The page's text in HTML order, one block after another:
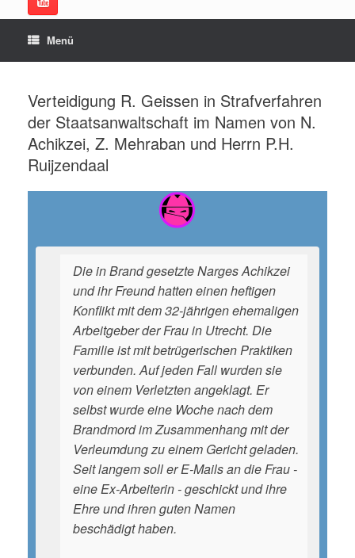
Menü
Verteidigung R. Geissen in Strafverfahren
der Staatsanwaltschaft im Namen von N.
Achikzei, Z. Mehraban und Herrn P.H.
Ruijzendaal
Die in Brand gesetzte Narges Achikzei
und ihr Freund hatten einen heftigen
Konflikt mit dem 32-jährigen ehemaligen
Arbeitgeber der Frau in Utrecht. Die
Familie ist mit betrügerischen Praktiken
verbunden. Auf jeden Fall wurden sie
von einem Verletzten angeklagt. Er
selbst wurde eine Woche nach dem
Brandmord im Zusammenhang mit der
Verleumdung zu einem Gericht geladen.
Seit langem soll er E-Mails an die Frau -
eine Ex-Arbeiterin - geschickt und ihre
Ehre und ihren guten Namen
beschädigt haben.